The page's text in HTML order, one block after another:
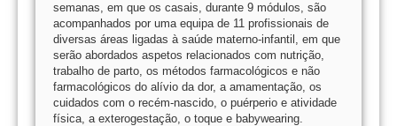
semanas, em que os casais, durante 9 módulos, são
acompanhados por uma equipa de 11 profissionais de
diversas áreas ligadas à saúde materno-infantil, em que
serão abordados aspetos relacionados com nutrição,
trabalho de parto, os métodos farmacológicos e não
farmacológicos do alívio da dor, a amamentação, os
cuidados com o recém-nascido, o puérperio e atividade
física, a exterogestação, o toque e babywearing.